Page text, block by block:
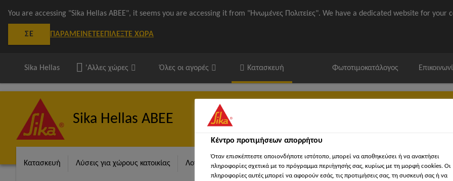
You are accessing "Sika Hellas ΑΒΕΕ", it seems you are accessing it from "Ηνωμένες Πολιτείες". We have a dedicated website for your
ΣΕ ΠΑΡΑΜΕΊΝΕΤΕΕΠΙΛΈΞΤΕ ΧΏΡΑ
Sika Hellas 'Αλλες χώρες Όλες οι αγορές Κατασκευή Φωτοτιμοκατάλογος
Sika Hellas ΑΒΕΕ
Κατασκευή Λύσεις για χώρους κατοικίας Λογισμικά Sika / ΒΙΜ 'Εγγραφα Βρείτε κατάστημα Sika 'Εργα
Κέντρο προτιμήσεων απορρήτου
Όταν επισκέπτεστε οποιονδήποτε ιστότοπο, μπορεί να αποθηκεύσει ή να ανακτήσει
πληροφορίες σχετικά με το πρόγραμμα περιήγησής σας, κυρίως με τη μορφή cookies. Οι
πληροφορίες αυτές μπορεί να αφορούν εσάς, τις προτιμήσεις σας, τη συσκευή σας ή να